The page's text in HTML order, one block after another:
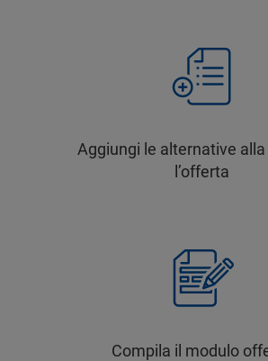
Aggiungi le alternative
l’offerta
Compila il modulo